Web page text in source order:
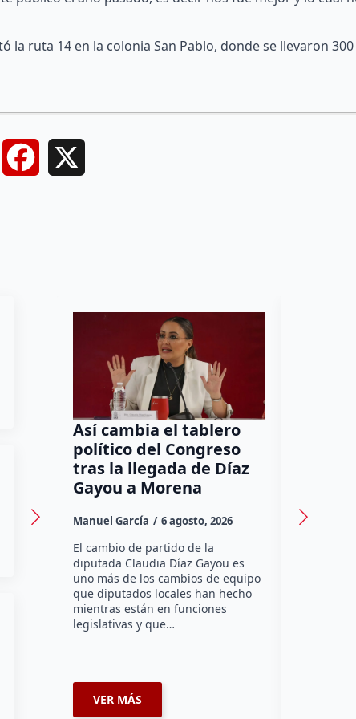
la ruta 14 en la colonia San Pablo, donde se llevaron 300
Facebook
Así cambia el tablero
político del Congreso
tras la llegada de Díaz
Gayou a Morena
Manuel García 6 agosto, 2026
El cambio de partido de la
diputada Claudia Díaz Gayou es
uno más de los cambios de equipo
que diputados locales han hecho
mientras están en funciones
legislativas y que…
VER MÁS
a
Canadá
La
Montes y
misión